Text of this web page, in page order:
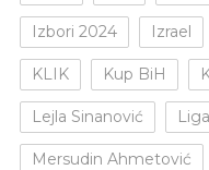
Izbori 2024 Izrael
KLIK Kup BiH
Lejla Sinanović
Mersudin Ahmetović